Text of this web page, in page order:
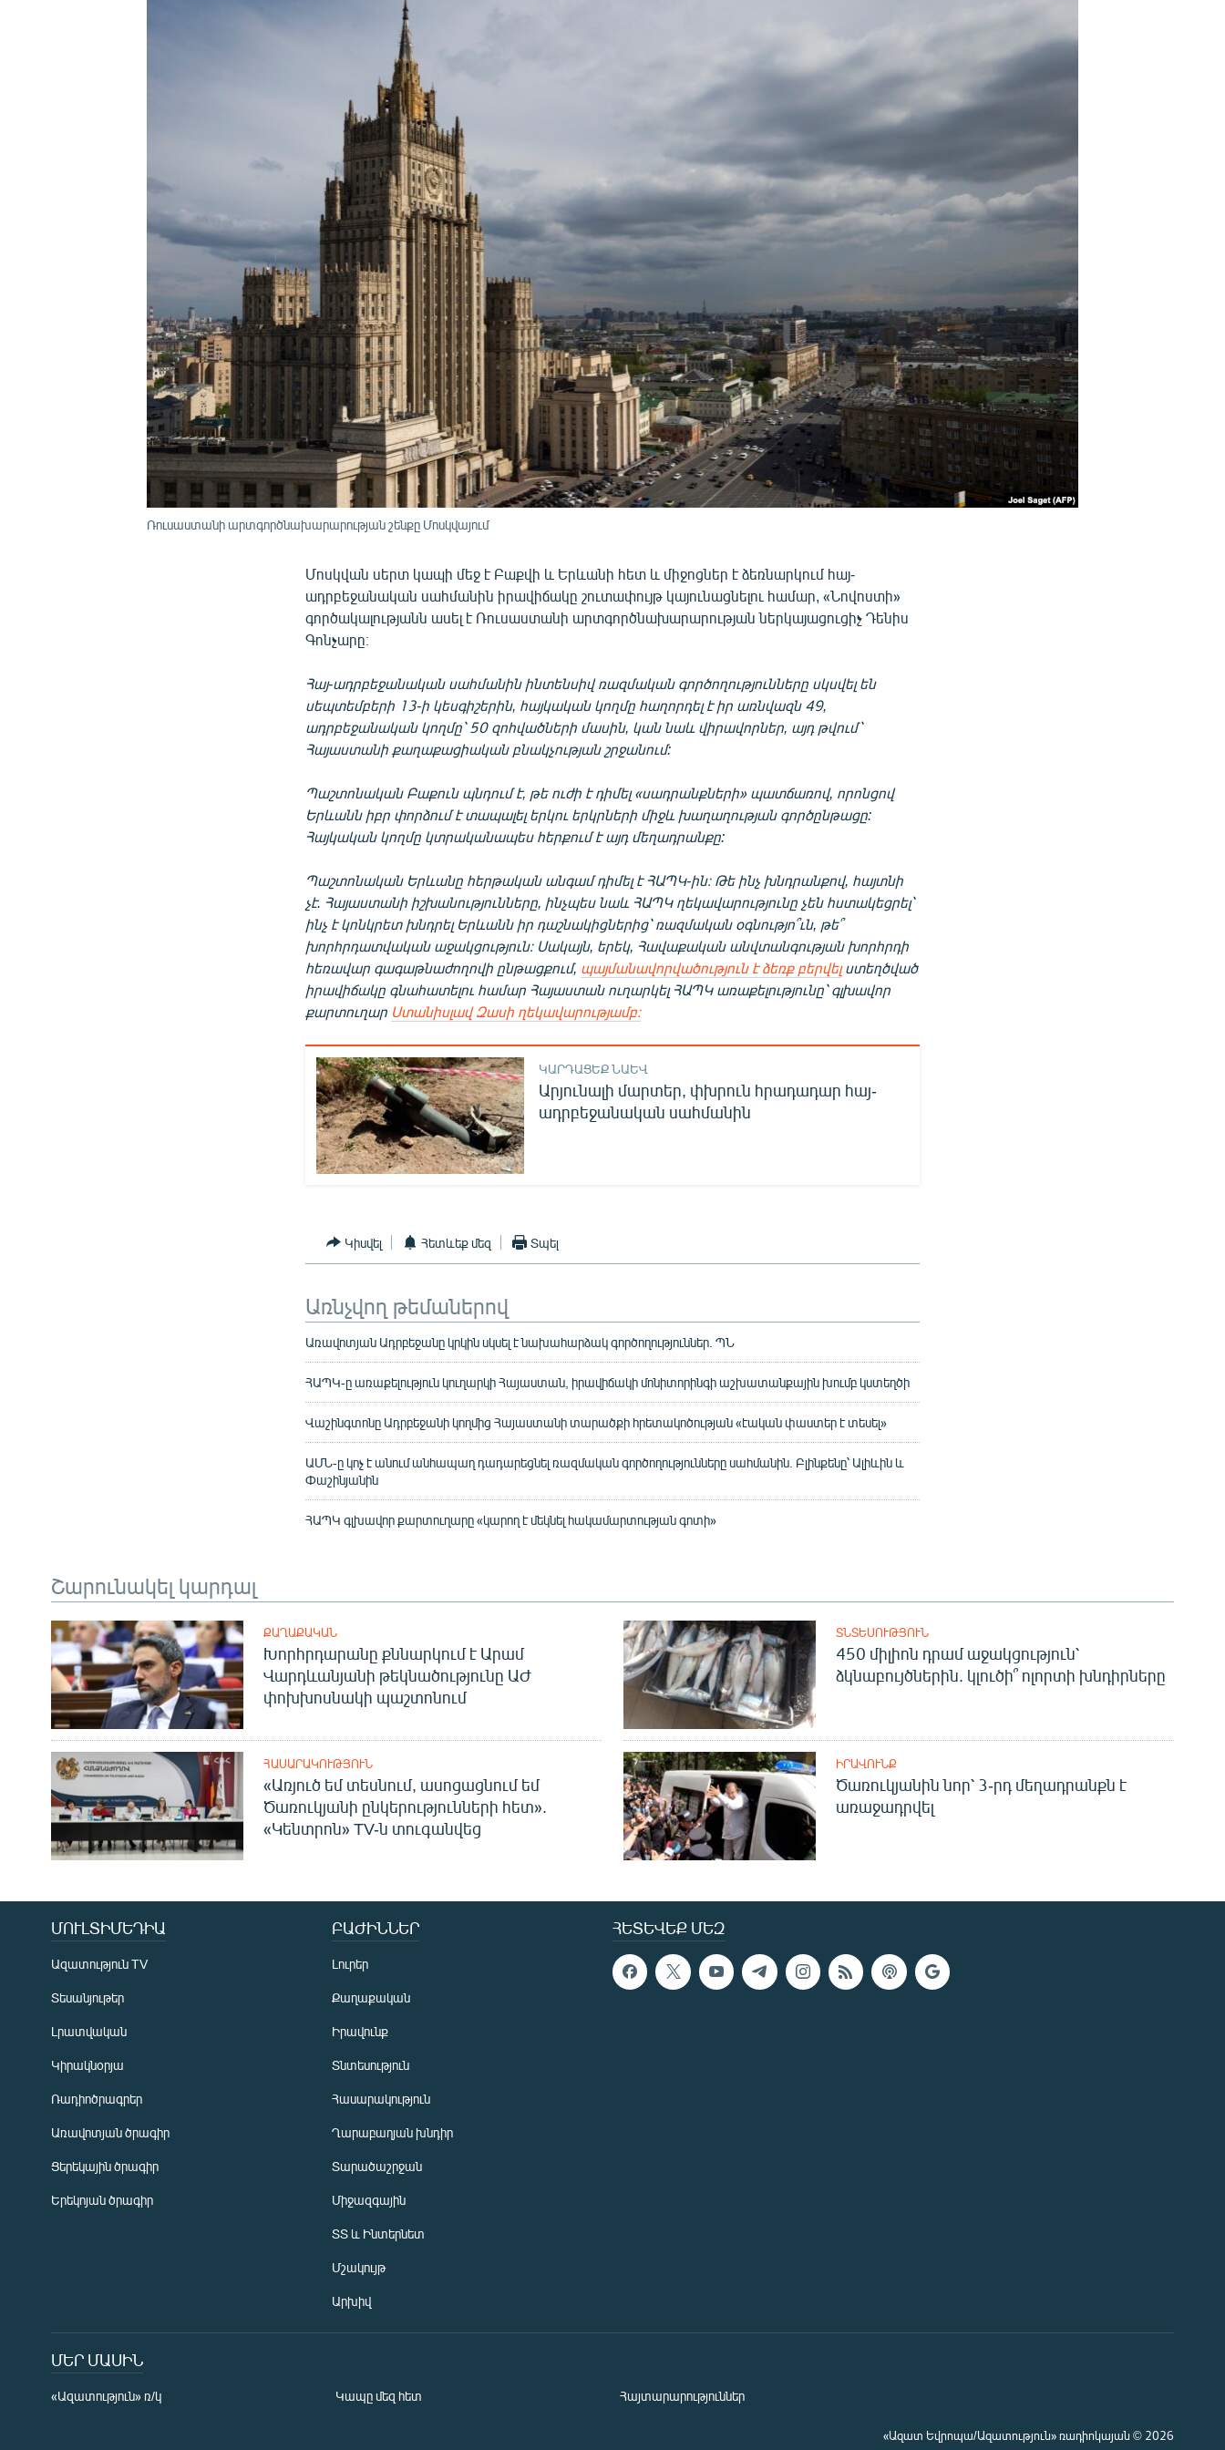
ՁԳՏԵԼՈՎ ԼԱՎԱԳՈՒՅՆԻՆ
Ռուսաստանի արտգործնախարարության շենքը Մոսկվայում
Մոսկվան սերտ կապի մեջ է Բաքվի և Երևանի հետ և միջոցներ է ձեռնարկում հայ-
ադրբեջանական սահմանին իրավիճակը շուտափույթ կայունացնելու համար, «Նովոստի»
գործակալությանն ասել է Ռուսաստանի արտգործնախարարության ներկայացուցիչ Դենիս
Գոնչարը։
Հայ-ադրբեջանական սահմանին ինտենսիվ ռազմական գործողությունները սկսվել են
սեպտեմբերի 13-ի կեսգիշերին, հայկական կողմը հաղորդել է իր առնվազն 49,
ադրբեջանական կողմը՝ 50 զոհվածների մասին, կան նաև վիրավորներ, այդ թվում՝
Հայաստանի քաղաքացիական բնակչության շրջանում:
Պաշտոնական Բաքուն պնդում է, թե ուժի է դիմել «սադրանքների» պատճառով, որոնցով
Երևանն իբր փորձում է տապալել երկու երկրների միջև խաղաղության գործընթացը:
Հայկական կողմը կտրականապես հերքում է այդ մեղադրանքը:
Պաշտոնական Երևանը հերթական անգամ դիմել է ՀԱՊԿ-ին։ Թե ինչ խնդրանքով, հայտնի
չէ. Հայաստանի իշխանությունները, ինչպես նաև ՀԱՊԿ ղեկավարությունը չեն հստակեցրել՝
ինչ է կոնկրետ խնդրել Երևանն իր դաշնակիցներից՝ ռազմական օգնությո՞ւն, թե՞
խորհրդատվական աջակցություն։ Սակայն, երեկ, Հավաքական անվտանգության խորհրդի
հեռավար գագաթնաժողովի ընթացքում, պայմանավորվածություն է ձեռք բերվելստեղծված
իրավիճակը գնահատելու համար Հայաստան ուղարկել ՀԱՊԿ առաքելությունը՝ գլխավոր
քարտուղար Ստանիսլավ Զասի ղեկավարությամբ։
ԿԱՐԴԱՑԵՔ ՆԱԵՎ
Արյունալի մարտեր, փխրուն հրադադար հայ-
ադրբեջանական սահմանին
Կիսվել Հետևեք մեզ Տպել
Առնչվող թեմաներով
Առավոտյան Ադրբեջանը կրկին սկսել է նախահարձակ գործողություններ. ՊՆ
ՀԱՊԿ-ը առաքելություն կուղարկի Հայաստան, իրավիճակի մոնիտորինգի աշխատանքային խումբ կստեղծի
Վաշինգտոնը Ադրբեջանի կողմից Հայաստանի տարածքի հրետակոծության «էական փաստեր է տեսել»
ԱՄՆ-ը կոչ է անում անհապաղ դադարեցնել ռազմական գործողությունները սահմանին. Բլինքենը՝ Ալիևին և
Փաշինյանին
ՀԱՊԿ գլխավոր քարտուղարը «կարող է մեկնել հակամարտության գոտի»
Շարունակել կարդալ
ՔԱՂԱՔԱԿԱՆ
Խորհրդարանը քննարկում է Արամ
Վարդևանյանի թեկնածությունը ԱԺ
փոխխոսնակի պաշտոնում
ՏՆՏԵՍՈՒԹՅՈՒՆ
450 միլիոն դրամ աջակցություն՝
ձկնաբույծներին. կլուծի՞ ոլորտի խնդիրները
ՀԱՍԱՐԱԿՈՒԹՅՈՒՆ
«Առյուծ եմ տեսնում, ասոցացնում եմ
Ծառուկյանի ընկերությունների հետ».
«Կենտրոն» TV-ն տուգանվեց
ԻՐԱՎՈՒՆՔ
Ծառուկյանին նոր՝ 3-րդ մեղադրանքն է
առաջադրվել
ՀԵՏԵՎԵՔ ՄԵԶ
ՄՈՒԼՏԻՄԵԴԻԱ
Ազատություն TV
Տեսանյութեր
Լրատվական
Կիրակնօրյա
Ռադիոծրագրեր
Առավոտյան ծրագիր
Ցերեկային ծրագիր
Երեկոյան ծրագիր
ԲԱԺԻՆՆԵՐ
Լուրեր
Քաղաքական
Իրավունք
Տնտեսություն
Հասարակություն
Ղարաբաղյան խնդիր
Տարածաշրջան
Միջազգային
ՏՏ և Ինտերնետ
Մշակույթ
Արխիվ
ՄԵՐ ՄԱՍԻՆ
«Ազատություն» ռ/կ Կապը մեզ հետ Հայտարարություններ
«Ազատ Եվրոպա/Ազատություն» ռադիոկայան © 2026